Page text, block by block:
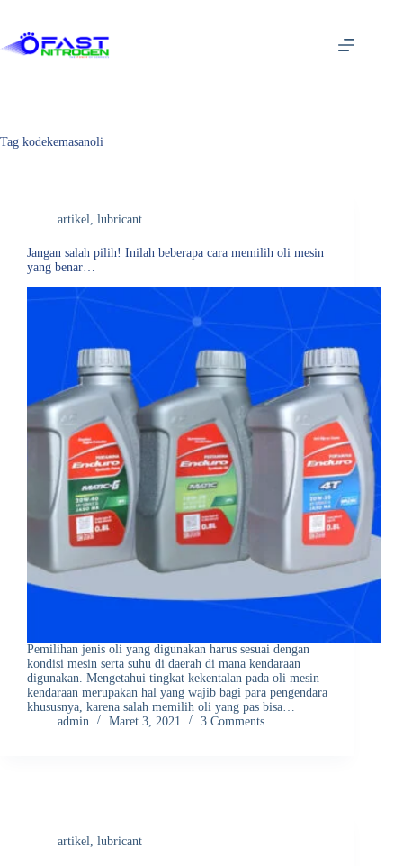
Tag kodekemasanoli
artikel,lubricant
Jangan salah pilih! Inilah beberapa cara memilih oli mesin
yang benar…
Pemilihan jenis oli yang digunakan harus sesuai dengan
kondisi mesin serta suhu di daerah di mana kendaraan
digunakan. Mengetahui tingkat kekentalan pada oli mesin
kendaraan merupakan hal yang wajib bagi para pengendara
khususnya, karena salah memilih oli yang pas bisa…
admin
Maret 3, 2021 3 Comments
artikel,lubricant